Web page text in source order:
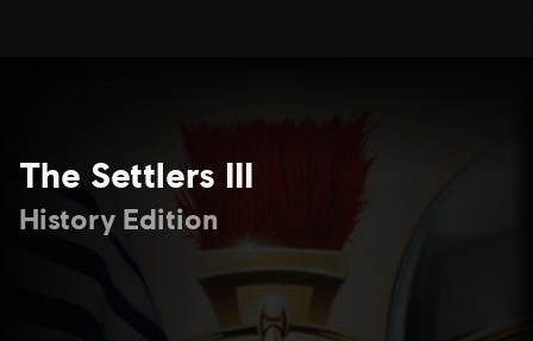
The Settlers III
History Edition